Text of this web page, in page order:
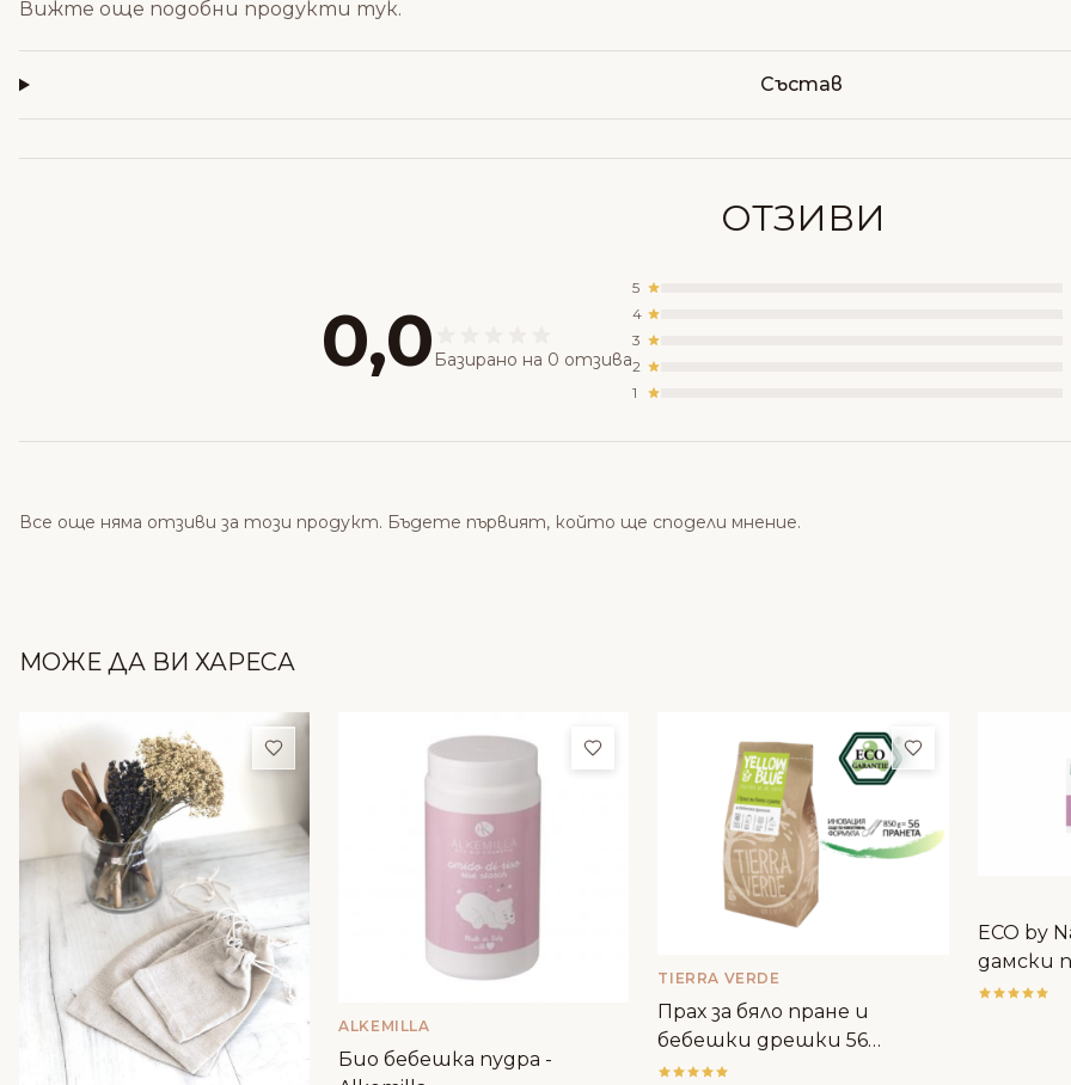
Вижте още подобни продукти тук.
Състав
ОТЗИВИ
0,0 Базирано на 0 отзива
5
4
3
2
1
Все още няма отзиви за този продукт. Бъдете първият, който ще сподели мнение.
МОЖЕ ДА ВИ ХАРЕСА
Добави в любими Добави в любими
ALKEMILLA
Био бебешка пудра -
Добави в
TIERRA VERDE
Прах за бяло пране и
бебешки дрешки 56
пранета - Tierra Verde
ECO by
дамски